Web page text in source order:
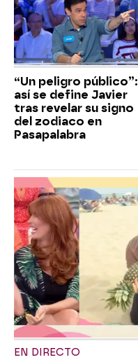
“Un peligro público”:
así se define Javier
tras revelar su signo
del zodiaco en
Pasapalabra
EN DIRECTO